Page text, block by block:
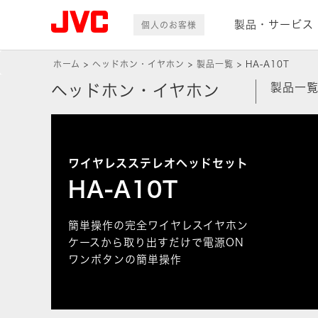
個人のお客様 製品・サービス
ホーム ヘッドホン・イヤホン 製品一覧 HA-A10T
ヘッドホン・イヤホン 製品一覧
ワイヤレスステレオヘッドセット
HA-A10T
簡単操作の完全ワイヤレスイヤホン
ケースから取り出すだけで電源ON
ワンボタンの簡単操作